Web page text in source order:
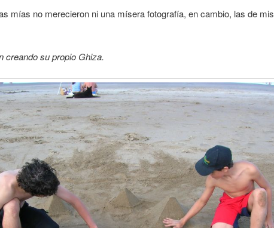
mías no merecieron ni una mísera fotografía, en cambio, las de mis
creando su propio Ghiza.